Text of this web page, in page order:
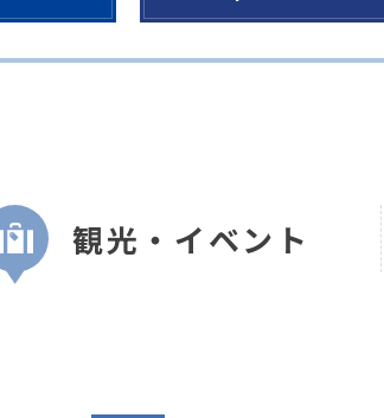
観光・イベント